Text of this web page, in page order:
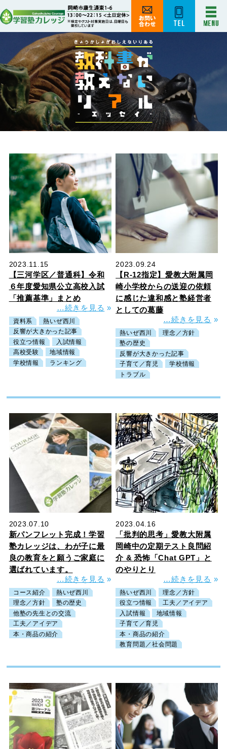
2023.11.15
【三河学区／普通科】令和
６年度愛知県公立高校入試
「推薦基準」まとめ
…続きを見る »
資料系
熱いぜ西川
反響が大きかった記事
役立つ情報
入試情報
高校受験
地域情報
学校情報
ランキング
2023.09.24
【R-12指定】愛教大附属岡
崎小学校からの送迎の依頼
に感じた違和感と塾経営者
としての葛藤
…続きを見る »
熱いぜ西川
理念／方針
塾の歴史
反響が大きかった記事
子育て／育児
学校情報
トラブル
2023.07.10
新パンフレット完成！学習
塾カレッジは、わが子に最
良の教育をと願うご家庭に
選ばれています。
…続きを見る »
コース紹介
熱いぜ西川
理念／方針
塾の歴史
他塾の先生との交流
工夫／アイデア
本・商品の紹介
2023.04.16
「批判的思考」愛教大附属
岡崎中の定期テスト良問紹
介 & 恐怖「Chat GPT」と
のやりとり
…続きを見る »
熱いぜ西川
理念／方針
役立つ情報
工夫／アイデア
入試情報
地域情報
子育て／育児
本・商品の紹介
教育問題／社会問題